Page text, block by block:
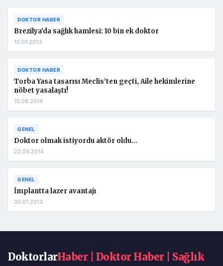
DOKTOR HABER
Brezilya’da sağlık hamlesi: 10 bin ek doktor
10.07.2013
DOKTOR HABER
Torba Yasa tasarısı Meclis’ten geçti, Aile hekimlerine
nöbet yasalaştı!
10.09.2014
GENEL
Doktor olmak istiyordu aktör oldu…
22.04.2014
GENEL
İmplantta lazer avantajı
30.01.2013
DoktorlarHaber | Doktor Haber | Sağlık